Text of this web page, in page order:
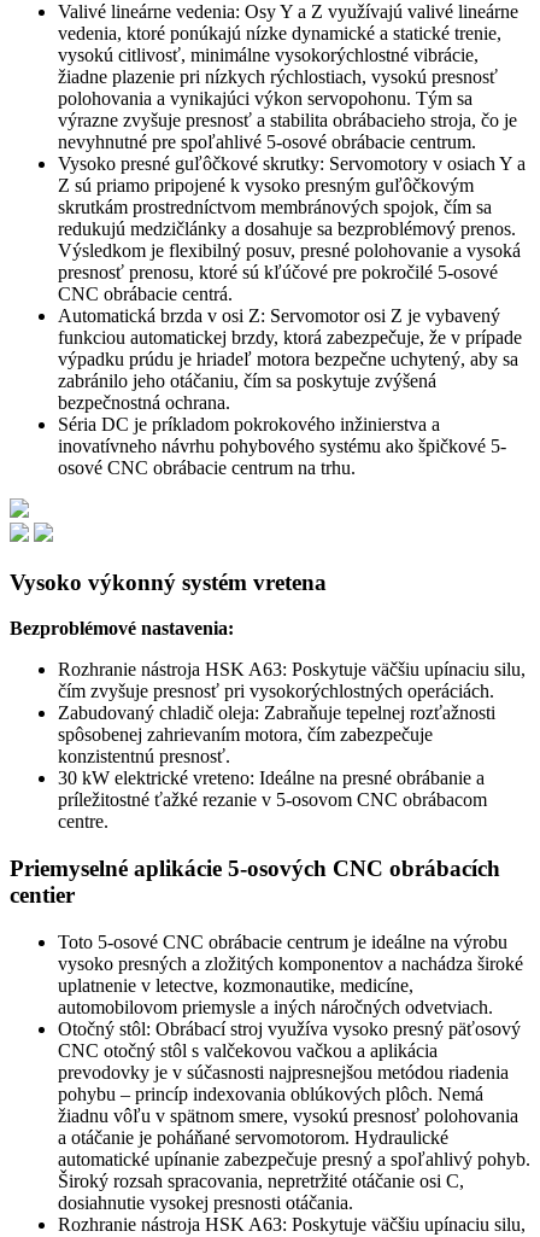
Valivé lineárne vedenia: Osy Y a Z využívajú valivé lineárne
vedenia, ktoré ponúkajú nízke dynamické a statické trenie,
vysokú citlivosť, minimálne vysokorýchlostné vibrácie,
žiadne plazenie pri nízkych rýchlostiach, vysokú presnosť
polohovania a vynikajúci výkon servopohonu. Tým sa
výrazne zvyšuje presnosť a stabilita obrábacieho stroja, čo je
nevyhnutné pre spoľahlivé 5-osové obrábacie centrum.
Vysoko presné guľôčkové skrutky: Servomotory v osiach Y a
Z sú priamo pripojené k vysoko presným guľôčkovým
skrutkám prostredníctvom membránových spojok, čím sa
redukujú medzičlánky a dosahuje sa bezproblémový prenos.
Výsledkom je flexibilný posuv, presné polohovanie a vysoká
presnosť prenosu, ktoré sú kľúčové pre pokročilé 5-osové
CNC obrábacie centrá.
Automatická brzda v osi Z: Servomotor osi Z je vybavený
funkciou automatickej brzdy, ktorá zabezpečuje, že v prípade
výpadku prúdu je hriadeľ motora bezpečne uchytený, aby sa
zabránilo jeho otáčaniu, čím sa poskytuje zvýšená
bezpečnostná ochrana.
Séria DC je príkladom pokrokového inžinierstva a
inovatívneho návrhu pohybového systému ako špičkové 5-
osové CNC obrábacie centrum na trhu.
Vysoko výkonný systém vretena
Bezproblémové nastavenia:
Rozhranie nástroja HSK A63: Poskytuje väčšiu upínaciu silu,
čím zvyšuje presnosť pri vysokorýchlostných operáciách.
Zabudovaný chladič oleja: Zabraňuje tepelnej rozťažnosti
spôsobenej zahrievaním motora, čím zabezpečuje
konzistentnú presnosť.
30 kW elektrické vreteno: Ideálne na presné obrábanie a
príležitostné ťažké rezanie v 5-osovom CNC obrábacom
centre.
Priemyselné aplikácie 5-osových CNC obrábacích
centier
Toto 5-osové CNC obrábacie centrum je ideálne na výrobu
vysoko presných a zložitých komponentov a nachádza široké
uplatnenie v letectve, kozmonautike, medicíne,
automobilovom priemysle a iných náročných odvetviach.
Otočný stôl: Obrábací stroj využíva vysoko presný päťosový
CNC otočný stôl s valčekovou vačkou a aplikácia
prevodovky je v súčasnosti najpresnejšou metódou riadenia
pohybu – princíp indexovania oblúkových plôch. Nemá
žiadnu vôľu v spätnom smere, vysokú presnosť polohovania
a otáčanie je poháňané servomotorom. Hydraulické
automatické upínanie zabezpečuje presný a spoľahlivý pohyb.
Široký rozsah spracovania, nepretržité otáčanie osi C,
dosiahnutie vysokej presnosti otáčania.
Rozhranie nástroja HSK A63: Poskytuje väčšiu upínaciu silu,